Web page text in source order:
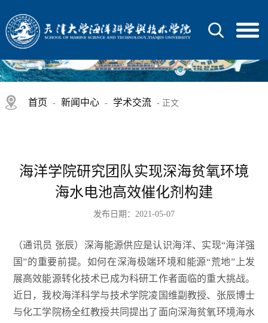
首页 - 新闻中心 - 学术交流 - 正文
海洋学院研究团队实现深海贫氧环境
海水电池高效催化剂构建
发布日期：2021-05-07
（通讯员 张辰）深海能源供应是认识海洋、实现“海洋强
国”的重要前提。如何在深海极端环境和能源“荒地”上发
展高效能源转化技术已成为科研工作者面临的重大挑战。
近日，我校海洋科学与技术学院凌国维副教授、张辰博士
与化工学院杨全红教授共同提出了面向深海贫氧环境海水